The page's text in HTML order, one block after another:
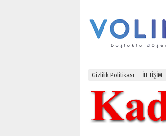
Gizlilik Politikası İLETİŞİM